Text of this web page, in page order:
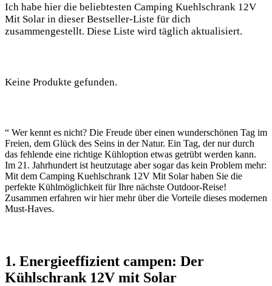
Ich habe hier die beliebtesten Camping Kuehlschrank 12V⁢
Mit Solar in dieser Bestseller-Liste für⁤ dich
zusammengestellt. Diese ⁣Liste⁤ wird täglich aktualisiert.
Keine Produkte gefunden.
“ Wer kennt es ‍nicht?‍ Die Freude über einen ⁣wunderschönen Tag im
Freien,‍ dem Glück des⁤ Seins in der Natur. Ein Tag, der nur durch
das fehlende eine richtige Kühloption​ etwas getrübt​ werden kann. ​
Im ​21. Jahrhundert ist heutzutage aber sogar das‌ kein Problem mehr:
Mit dem​ Camping Kuehlschrank 12V Mit Solar haben Sie die
perfekte Kühlmöglichkeit ‌für Ihre nächste Outdoor-Reise!
Zusammen ​erfahren wir hier mehr über die Vorteile dieses modernen
Must-Haves.
1. Energieeffizient ⁤campen: ​Der
Kühlschrank 12V mit Solar